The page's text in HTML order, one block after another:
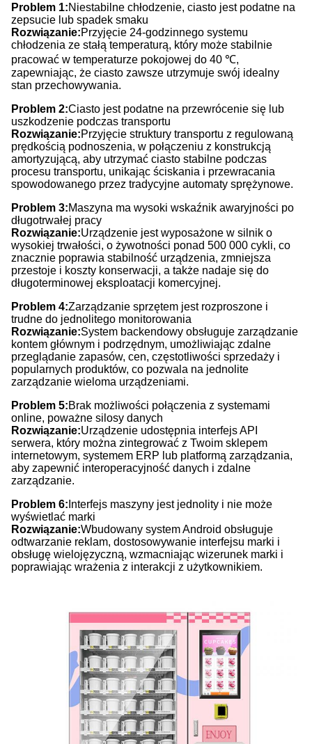
Problem 1:Niestabilne chłodzenie, ciasto jest podatne na
zepsucie lub spadek smaku
Rozwiązanie:Przyjęcie 24-godzinnego systemu
chłodzenia ze stałą temperaturą, który może stabilnie
pracować w temperaturze pokojowej do 40 ℃,
zapewniając, że ciasto zawsze utrzymuje swój idealny
stan przechowywania.
Problem 2:Ciasto jest podatne na przewrócenie się lub
uszkodzenie podczas transportu
Rozwiązanie:Przyjęcie struktury transportu z regulowaną
prędkością podnoszenia, w połączeniu z konstrukcją
amortyzującą, aby utrzymać ciasto stabilne podczas
procesu transportu, unikając ściskania i przewracania
spowodowanego przez tradycyjne automaty sprężynowe.
Problem 3:Maszyna ma wysoki wskaźnik awaryjności po
długotrwałej pracy
Rozwiązanie:Urządzenie jest wyposażone w silnik o
wysokiej trwałości, o żywotności ponad 500 000 cykli, co
znacznie poprawia stabilność urządzenia, zmniejsza
przestoje i koszty konserwacji, a także nadaje się do
długoterminowej eksploatacji komercyjnej.
Problem 4:Zarządzanie sprzętem jest rozproszone i
trudne do jednolitego monitorowania
Rozwiązanie:System backendowy obsługuje zarządzanie
kontem głównym i podrzędnym, umożliwiając zdalne
przeglądanie zapasów, cen, częstotliwości sprzedaży i
popularnych produktów, co pozwala na jednolite
zarządzanie wieloma urządzeniami.
Problem 5:Brak możliwości połączenia z systemami
online, poważne silosy danych
Rozwiązanie:Urządzenie udostępnia interfejs API
serwera, który można zintegrować z Twoim sklepem
internetowym, systemem ERP lub platformą zarządzania,
aby zapewnić interoperacyjność danych i zdalne
zarządzanie.
Problem 6: Interfejs maszyny jest jednolity i nie może
wyświetlać marki
Rozwiązanie:Wbudowany system Android obsługuje
odtwarzanie reklam, dostosowywanie interfejsu marki i
obsługę wielojęzyczną, wzmacniając wizerunek marki i
poprawiając wrażenia z interakcji z użytkownikiem.